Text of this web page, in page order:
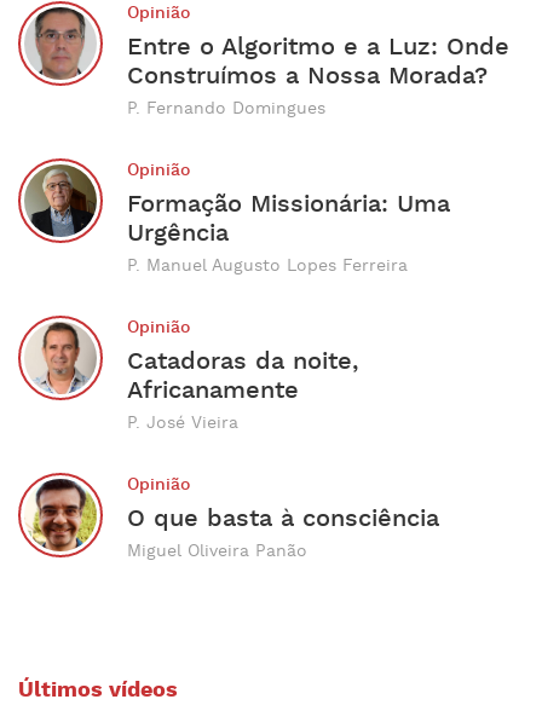
Opinião
Entre o Algoritmo e a Luz: Onde
Construímos a Nossa Morada?
P. Fernando Domingues
Opinião
Formação Missionária: Uma
Urgência
P. Manuel Augusto Lopes Ferreira
Opinião
Catadoras da noite,
Africanamente
P. José Vieira
Opinião
O que basta à consciência
Miguel Oliveira Panão
Últimos vídeos